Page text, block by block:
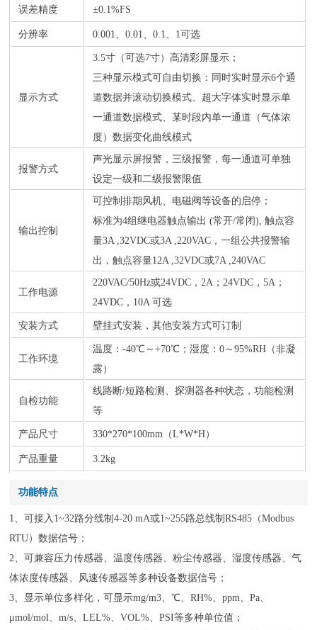
误差精度 ±0.1%FS
分辨率 0.001、0.01、0.1、1可选
显示方式
3.5寸（可选7寸）高清彩屏显示；
三种显示模式可自由切换：同时实时显示6个通
道数据并滚动切换模式、超大字体实时显示单
一通道数据模式、某时段内单一通道（气体浓
度）数据变化曲线模式
报警方式
声光显示屏报警，三级报警，每一通道可单独
设定一级和二级报警限值
输出控制
可控制排期风机、电磁阀等设备的启停；
标准为4组继电器触点输出 (常开/常闭), 触点容
量3A ,32VDC或3A ,220VAC，一组公共报警输
出，触点容量12A ,32VDC或7A ,240VAC
工作电源
220VAC/50Hz或24VDC，2A；24VDC，5A；
24VDC，10A 可选
安装方式 壁挂式安装，其他安装方式可订制
工作环境
温度：-40℃～+70℃；湿度：0～95%RH（非凝
露）
自检功能
线路断/短路检测、探测器各种状态，功能检测
等
产品尺寸 330*270*100mm（L*W*H）
产品重量 3.2kg
功能特点
1、可接入1~32路分线制4-20 mA或1~255路总线制RS485（Modbus
RTU）数据信号；
2、可兼容压力传感器、温度传感器、粉尘传感器、湿度传感器、气
体浓度传感器、风速传感器等多种设备数据信号；
3、显示单位多样化，可显示mg/m3、℃、RH%、ppm、Pa、
μmol/mol、m/s、LEL%、VOL%、PSI等多种单位值；